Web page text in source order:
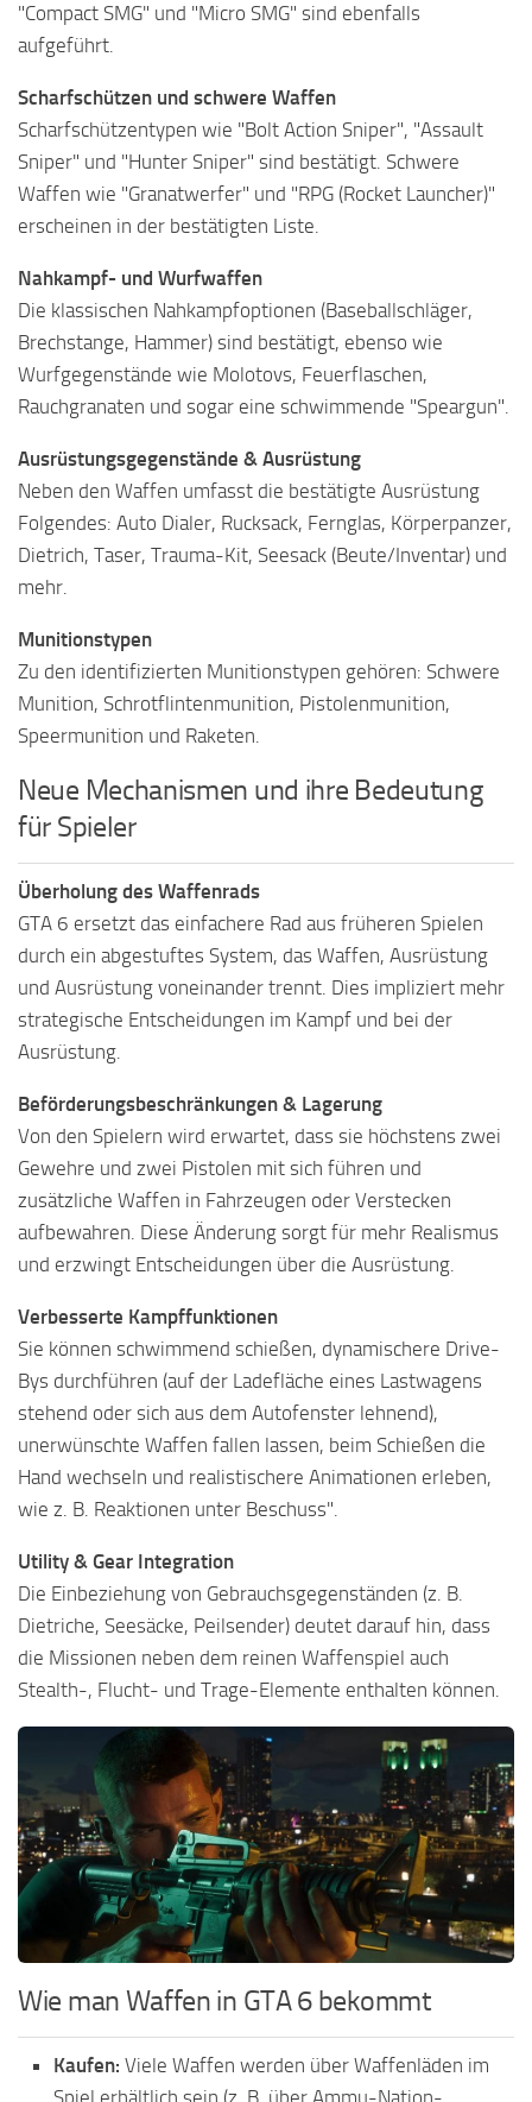
"Compact SMG" und "Micro SMG" sind ebenfalls
aufgeführt.
Scharfschützen und schwere Waffen
Scharfschützentypen wie "Bolt Action Sniper", "Assault
Sniper" und "Hunter Sniper" sind bestätigt. Schwere
Waffen wie "Granatwerfer" und "RPG (Rocket Launcher)"
erscheinen in der bestätigten Liste.
Nahkampf- und Wurfwaffen
Die klassischen Nahkampfoptionen (Baseballschläger,
Brechstange, Hammer) sind bestätigt, ebenso wie
Wurfgegenstände wie Molotovs, Feuerflaschen,
Rauchgranaten und sogar eine schwimmende "Speargun".
Ausrüstungsgegenstände & Ausrüstung
Neben den Waffen umfasst die bestätigte Ausrüstung
Folgendes: Auto Dialer, Rucksack, Fernglas, Körperpanzer,
Dietrich, Taser, Trauma-Kit, Seesack (Beute/Inventar) und
mehr.
Munitionstypen
Zu den identifizierten Munitionstypen gehören: Schwere
Munition, Schrotflintenmunition, Pistolenmunition,
Speermunition und Raketen.
Neue Mechanismen und ihre Bedeutung
für Spieler
Überholung des Waffenrads
GTA 6 ersetzt das einfachere Rad aus früheren Spielen
durch ein abgestuftes System, das Waffen, Ausrüstung
und Ausrüstung voneinander trennt. Dies impliziert mehr
strategische Entscheidungen im Kampf und bei der
Ausrüstung.
Beförderungsbeschränkungen & Lagerung
Von den Spielern wird erwartet, dass sie höchstens zwei
Gewehre und zwei Pistolen mit sich führen und
zusätzliche Waffen in Fahrzeugen oder Verstecken
aufbewahren. Diese Änderung sorgt für mehr Realismus
und erzwingt Entscheidungen über die Ausrüstung.
Verbesserte Kampffunktionen
Sie können schwimmend schießen, dynamischere Drive-
Bys durchführen (auf der Ladefläche eines Lastwagens
stehend oder sich aus dem Autofenster lehnend),
unerwünschte Waffen fallen lassen, beim Schießen die
Hand wechseln und realistischere Animationen erleben,
wie z. B. Reaktionen unter Beschuss".
Utility & Gear Integration
Die Einbeziehung von Gebrauchsgegenständen (z. B.
Dietriche, Seesäcke, Peilsender) deutet darauf hin, dass
die Missionen neben dem reinen Waffenspiel auch
Stealth-, Flucht- und Trage-Elemente enthalten können.
Wie man Waffen in GTA 6 bekommt
Kaufen: Viele Waffen werden über Waffenläden im
Spiel erhältlich sein (z. B. über Ammu-Nation-